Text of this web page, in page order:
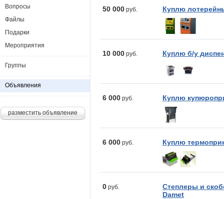
50 000 руб. Куплю
10 000 руб. Куплю б/у
6 000 руб. Куплю
6 000 руб. Куплю
0 руб.
Степлеры и
Damet
Вопросы
Файлы
Подарки
Мероприятия
Группы
Объявления
разместить объявление